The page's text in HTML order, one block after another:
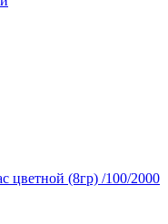
(8гр) /100/2000